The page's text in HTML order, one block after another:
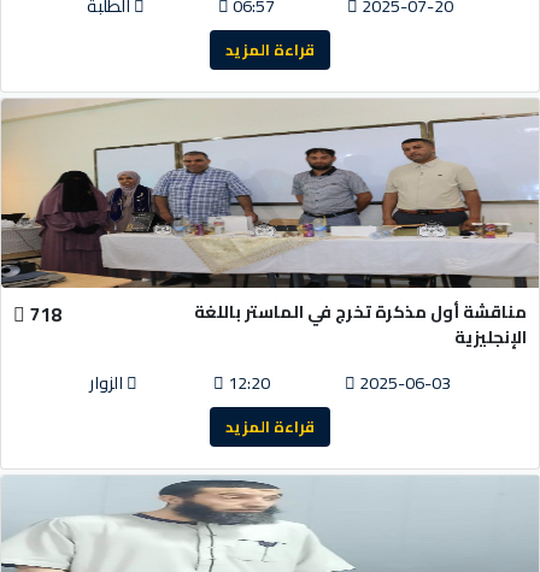
قراءة المزيد
مناقشة أول مذكرة تخرج في الماستر باللغة
الإنجليزية
718
2025-06-03
12:20 الزوار
قراءة المزيد